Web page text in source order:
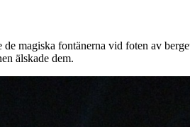
de magiska fontänerna vid foten av
älskade dem.